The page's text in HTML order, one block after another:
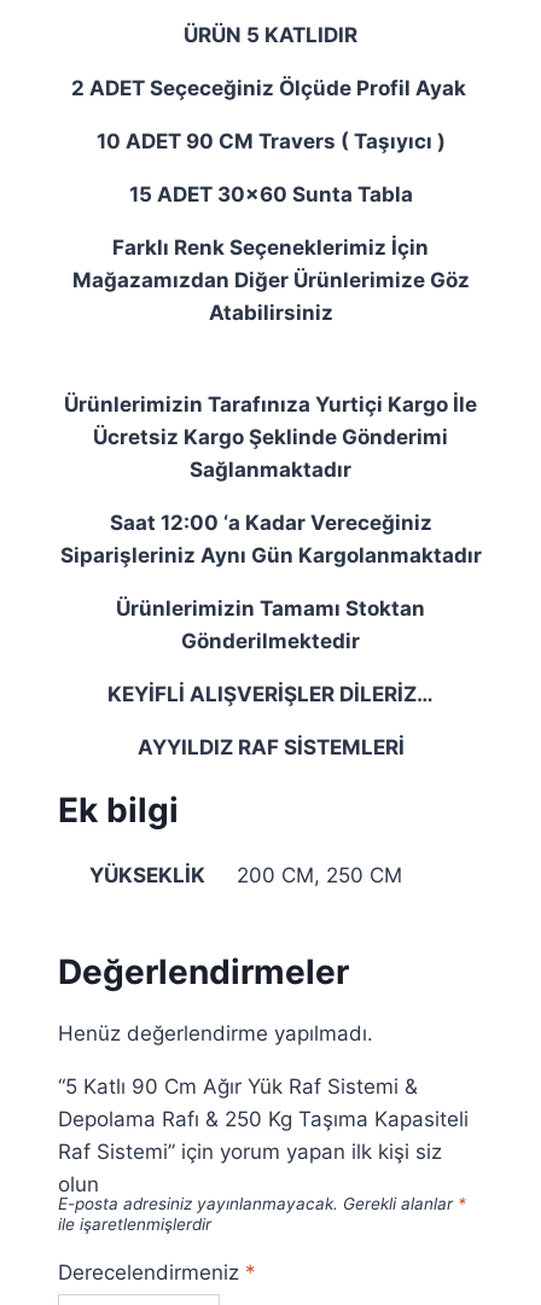
ÜRÜN 5 KATLIDIR
2 ADET Seçeceğiniz Ölçüde Profil Ayak
10 ADET 90 CM Travers ( Taşıyıcı )
15 ADET 30×60 Sunta Tabla
Farklı Renk Seçeneklerimiz İçin
Mağazamızdan Diğer Ürünlerimize Göz
Atabilirsiniz
Ürünlerimizin Tarafınıza Yurtiçi Kargo İle
Ücretsiz Kargo Şeklinde Gönderimi
Sağlanmaktadır
Saat 12:00 ‘a Kadar Vereceğiniz
Siparişleriniz Aynı Gün Kargolanmaktadır
Ürünlerimizin Tamamı Stoktan
Gönderilmektedir
KEYİFLİ ALIŞVERİŞLER DİLERİZ…
AYYILDIZ RAF SİSTEMLERİ
Ek bilgi
YÜKSEKLİK 200 CM, 250 CM
Değerlendirmeler
Henüz değerlendirme yapılmadı.
“5 Katlı 90 Cm Ağır Yük Raf Sistemi &
Depolama Rafı & 250 Kg Taşıma Kapasiteli
Raf Sistemi” için yorum yapan ilk kişi siz
olun
E-posta adresiniz yayınlanmayacak. Gerekli alanlar *
ile işaretlenmişlerdir
Derecelendirmeniz *